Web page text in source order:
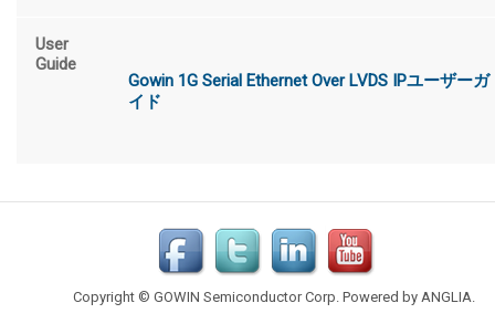
User
Guide
Gowin 1G Serial Ethernet Over LVDS IPユーザーガ
イド
Copyright © GOWIN Semiconductor Corp. Powered by ANGLIA.